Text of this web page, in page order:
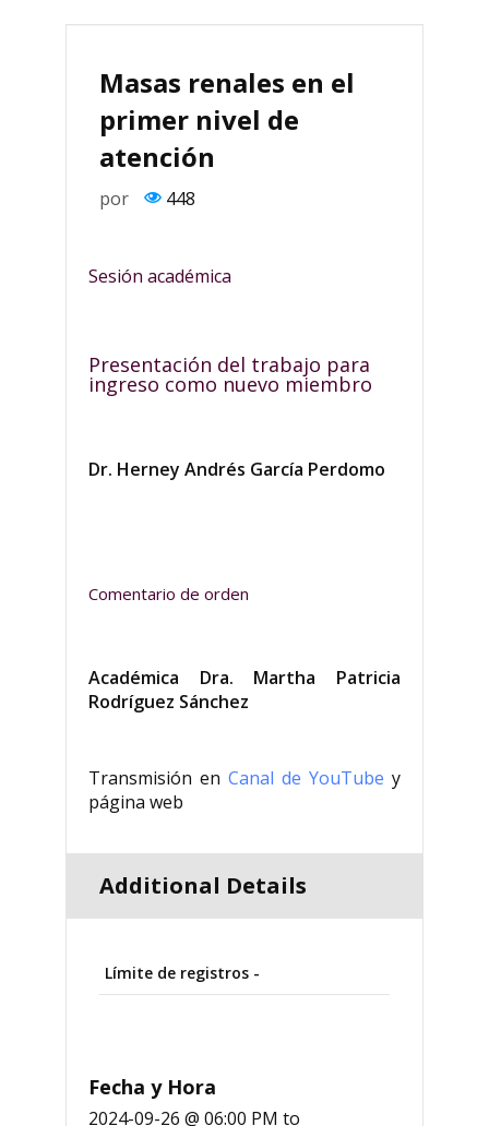
Masas renales en el
primer nivel de
atención
por 448
Sesión académica
Presentación del trabajo para
ingreso como nuevo miembro
Dr. Herney Andrés García Perdomo
Comentario de orden
Académica Dra. Martha Patricia
Rodríguez Sánchez
Transmisión en Canal de YouTube y
página web
Additional Details
Límite de registros -
Fecha y Hora
2024-09-26 @ 06:00 PM to